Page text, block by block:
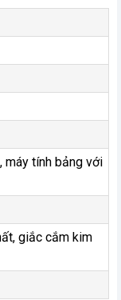
máy tính bảng với
giắc cắm kim